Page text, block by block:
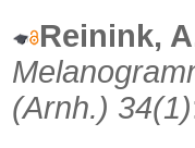
Reinink,
(Arnh.) 34(1)